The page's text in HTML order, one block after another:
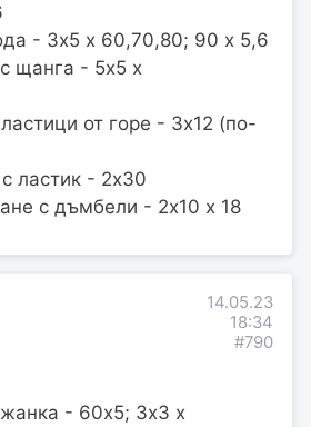
- 3х5 х 60,70,80; 90 х 5,6
щанга - 5х5 х
от горе - 3х12 (по-
ластик - 2х30
с дъмбели - 2х10 х 18
14.05.23
18:34
#790
- 60х5; 3х3 х